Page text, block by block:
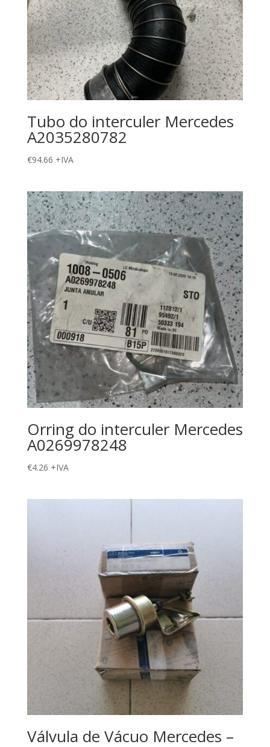
Tubo do interculer Mercedes
A2035280782
€94.66 +IVA
Orring do interculer Mercedes
A0269978248
€4.26 +IVA
Válvula de Vácuo Mercedes –